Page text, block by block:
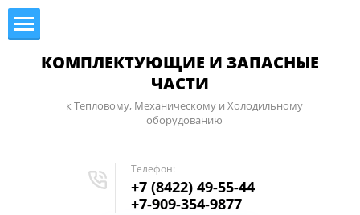
КОМПЛЕКТУЮЩИЕ И ЗАПАСНЫЕ
ЧАСТИ
к Тепловому, Механическому и Холодильному
оборудованию
Телефон:
+7 (8422) 49-55-44
+7-909-354-9877